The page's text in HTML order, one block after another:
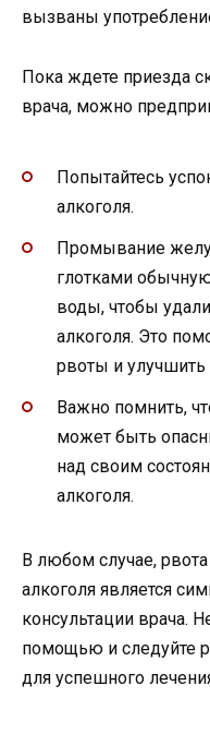
вызваны
Пока ждете приезда
врача, можно
Попытайтесь
алкоголя.
Промывание
глотками
воды, чтобы
алкоголя. Это
рвоты и улучшить
Важно помнить,
может быть
над своим
алкоголя.
В любом случае,
алкоголя является
консультации врача.
помощью и следуйте
для успешного